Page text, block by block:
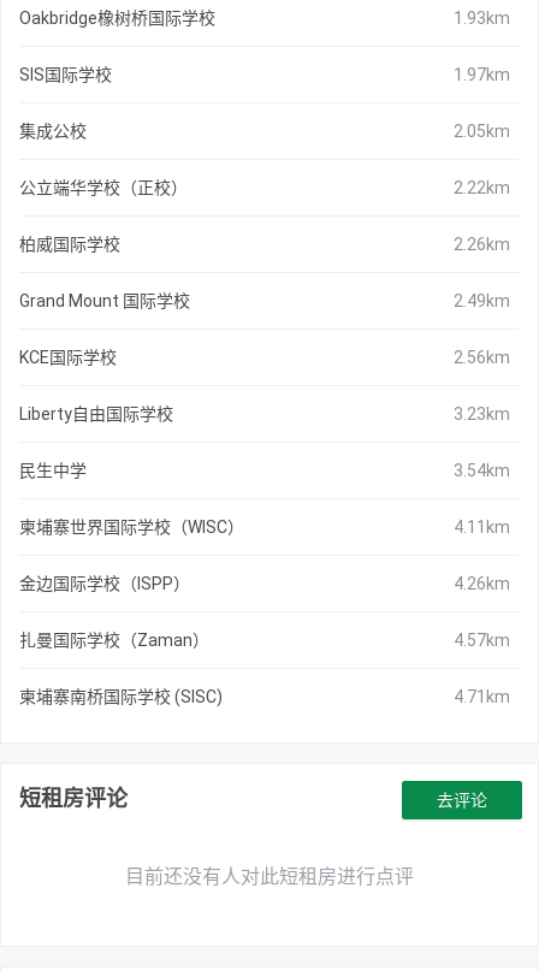
Oakbridge橡树桥国际学校 1.93km
SIS国际学校 1.97km
集成公校 2.05km
公立端华学校（正校） 2.22km
柏威国际学校 2.26km
Grand Mount 国际学校 2.49km
KCE国际学校 2.56km
Liberty自由国际学校 3.23km
民生中学 3.54km
柬埔寨世界国际学校（WISC） 4.11km
金边国际学校（ISPP） 4.26km
扎曼国际学校（Zaman） 4.57km
柬埔寨南桥国际学校 (SISC) 4.71km
短租房评论
目前还没有人对此短租房进行点评
去评论